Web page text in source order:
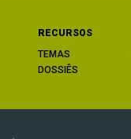
RECURSOS
TEMAS
DOSSIÊS